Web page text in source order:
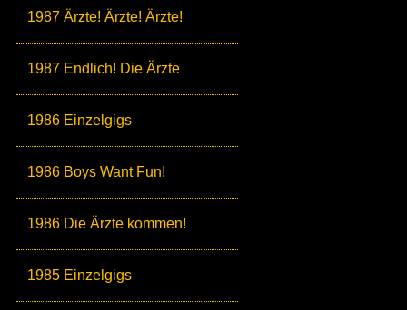
1987 Ärzte! Ärzte! Ärzte!
1987 Endlich! Die Ärzte
1986 Einzelgigs
1986 Boys Want Fun!
1986 Die Ärzte kommen!
1985 Einzelgigs